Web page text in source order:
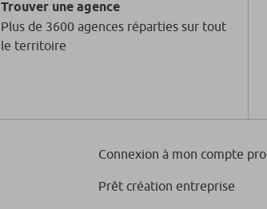
Trouver une agence
Plus de 3600 agences réparties sur tout
le territoire
Connexion à mon compte pro
Prêt création entreprise